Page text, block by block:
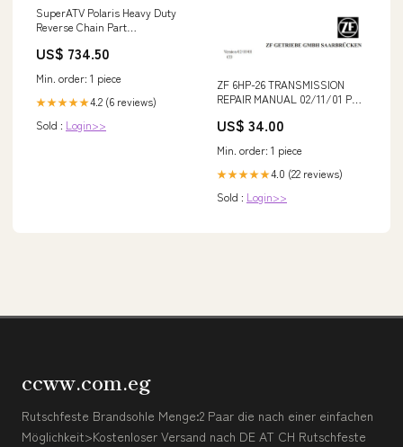
SuperATV Polaris Heavy Duty
Reverse Chain Part
HDRC-1-016)
US$ 734.50
Min. order: 1 piece
★★★★★4.2 (6 reviews)
Sold : Login>>
ZF 6HP-26 TRANSMISSION
REPAIR MANUAL 02/11/01 PDF
US$ 34.00
Min. order: 1 piece
★★★★★4.0 (22 reviews)
Sold : Login>>
ccww.com.eg
Rutschfeste Brandsohle Menge:2 Paar die nach einer einfachen
Möglichkeit>Kostenloser Versand nach DE AT CH Rutschfeste